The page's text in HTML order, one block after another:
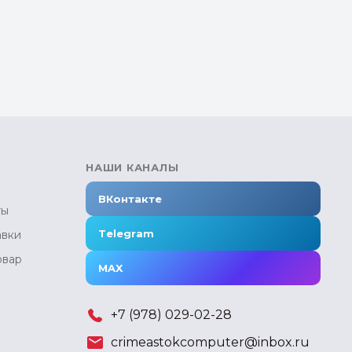
НАШИ КАНАЛЫ
ВКонтакте
Telegram
MAX
+7 (978) 029-02-28
crimeastokcomputer@inbox.ru